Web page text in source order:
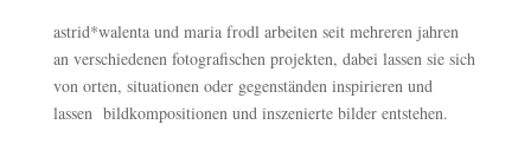
astrid*walenta und maria frodl arbeiten seit mehreren jahren
an verschiedenen fotografischen projekten, dabei lassen sie sich
von orten, situationen oder gegenständen inspirieren und
lassen bildkompositionen und inszenierte bilder entstehen.